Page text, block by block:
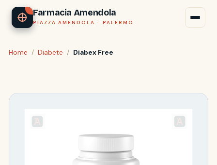
Farmacia Amendola
PIAZZA AMENDOLA - PALERMO
Home / Diabete / Diabex Free